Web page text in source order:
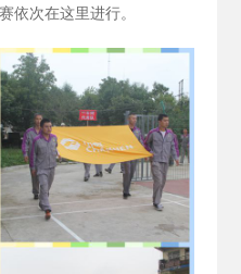
依次在这里进行。